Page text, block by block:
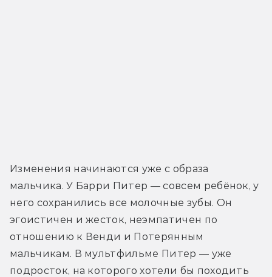
Изменения начинаются уже с образа
мальчика. У Барри Питер — совсем ребёнок, у
него сохранились все молочные зубы. Он
эгоистичен и жесток, неэмпатичен по
отношению к Венди и Потерянным
мальчикам. В мультфильме Питер — уже
подросток, на которого хотели бы походить